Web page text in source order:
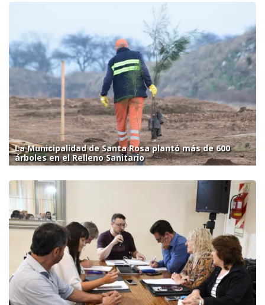
La Municipalidad de Santa Rosa plantó más de 600
árboles en el Relleno Sanitario